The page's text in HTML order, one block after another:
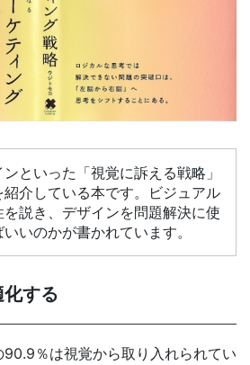
といった「視覚に訴える戦略」
介している本です。ビジュアル
説き、デザインを問題解決に使
いのかが書かれています。
する
％は視覚から取り入れられてい